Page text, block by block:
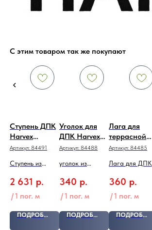
С этим товаром так же покупают
Ступень ДПК
Harvex
Шоколад
Артикул: 84491
Ступень из
2 631 р.
/1 пог. м
ПОДРОБНЕЕ
Уголок для
ДПК Harvex
Венге
Артикул: 84488
уголок из
340 р.
/1 пог. м
ПОДРОБНЕЕ
Лага для
террасной
доски
Артикул: 84485
Лага для ДПК
360 р.
/1 пог. м
ПОДРОБНЕЕ